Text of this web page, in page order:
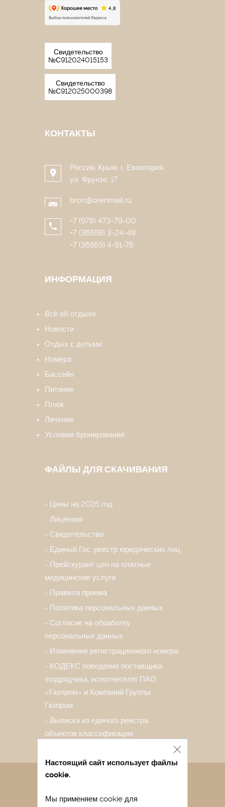
Свидетельство
№С912024015153
Свидетельство
№С912025000398
КОНТАКТЫ
Россия, Крым, г. Евпатория,
ул. Фрунзе, 17
bron@orenmail.ru
+7 (978) 473-79-00
+7 (36569) 3-24-49
+7 (36569) 4-91-76
ИНФОРМАЦИЯ
Всё об отдыхе
Новости
Отдых с детьми
Номера
Бассейн
Питание
Пляж
Лечение
Условия бронирования
ФАЙЛЫ ДЛЯ СКАЧИВАНИЯ
Цены на 2026 год
Лицензия
Свидетельство
Единый Гос. реестр юридических лиц
Прейскурант цен на платные
медицинские услуги
Правила приема
Политика персональных данных
Согласие на обработку
персональных данных
Изменение регистрационного номера
КОДЕКС поведения поставщика
(подрядчика, исполнителя) ПАО
«Газпром» и Компаний Группы
Газпром
Выписка из единого реестра
объектов классификации
Лечение в санатории Евпатории
Настоящий сайт использует файлы
cookie.
Мы применяем cookie для